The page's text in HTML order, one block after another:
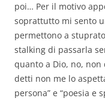
poi… Per il motivo
soprattutto mi sento
permettono a
stalking di passarla
quanto a Dio, no, non
detti non me lo
persona” e “poesia